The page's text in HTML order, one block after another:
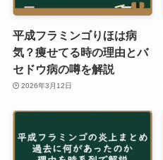
平成フラミンゴりほは病
気？痩せてる時の理由とバ
セドウ病の噂を解説
2026年3月12日